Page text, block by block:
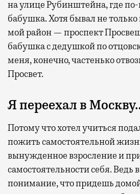
на улице Рубинштейна, где
бабушка. Хотя бывал не
мой район — проспект
бабушка с дедушкой по
меня, конечно, частенько
Просвет.
Я переехал в
Потому что хотел учиться
пожить самостоятельной
вынужденное взросление и
самостоятельности себя. Ведь
понимание, что придешь